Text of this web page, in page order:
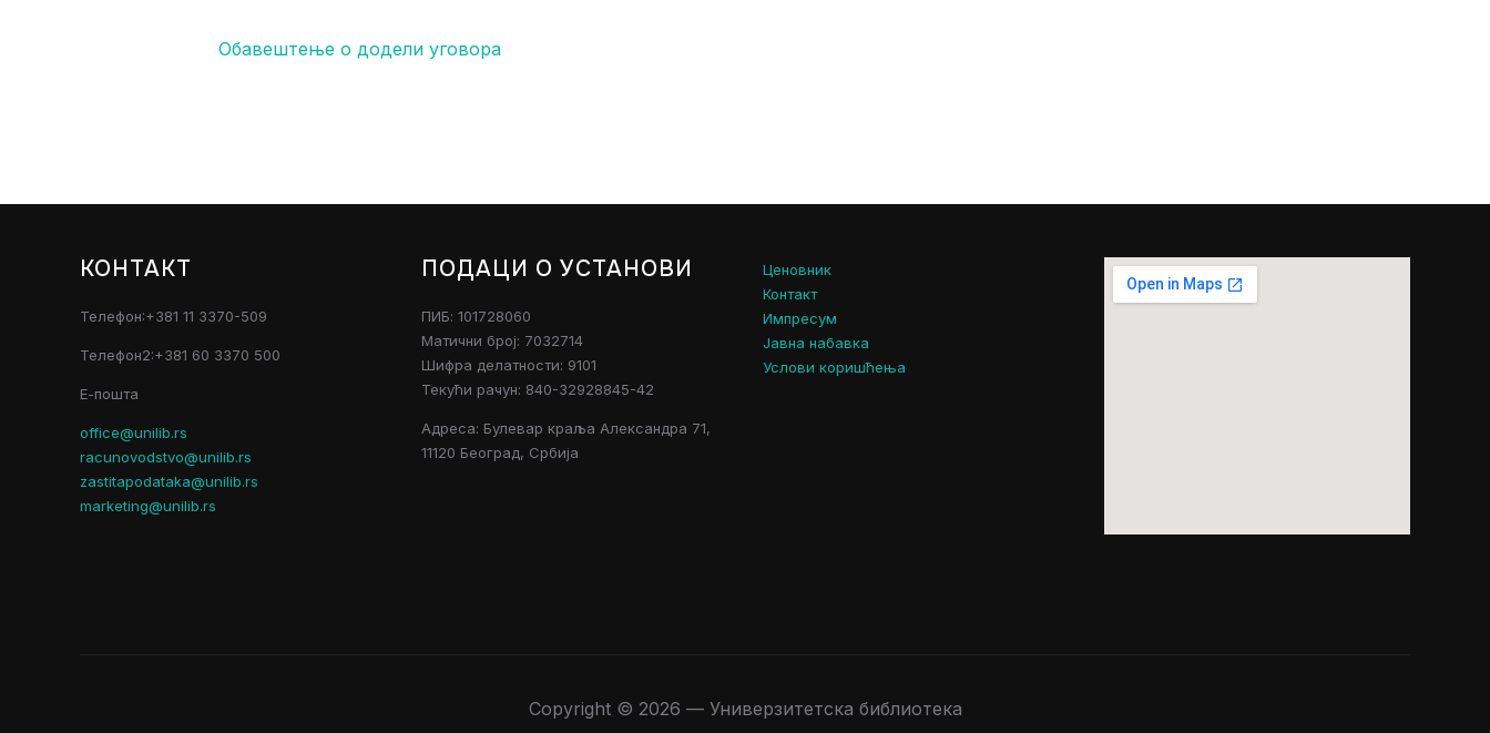
Обавештење о додели уговора
КОНТАКТ
Телефон:+381 11 3370-509
Телефон2:+381 60 3370 500
Е-пошта
office@unilib.rs
racunovodstvo@unilib.rs
zastitapodataka@unilib.rs
marketing@unilib.rs
ПОДАЦИ О УСТАНОВИ
ПИБ: 101728060
Матични број: 7032714
Шифра делатности: 9101
Текући рачун: 840-32928845-42
Адреса: Булевар краља Александра 71,
11120 Београд, Србија
Ценовник
Контакт
Импресум
Јавна набавка
Услови коришћења
Copyright © 2026 — Универзитетска библиотека